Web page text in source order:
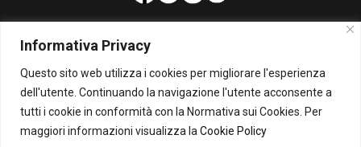
Informativa Privacy
Questo sito web utilizza i cookies per migliorare l'esperienza
dell'utente. Continuando la navigazione l'utente acconsente a
tutti i cookie in conformità con la Normativa sui Cookies. Per
maggiori informazioni visualizza la Cookie Policy
PUBBLICITA'
Per la tua pubblicità su questo Blog:
pubblicita@beppegrillo.it